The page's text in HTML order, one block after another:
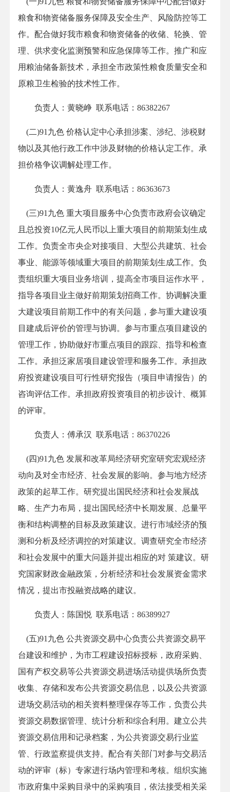
粮食和物资储备服务保障及安全生产、风险防控等工
作。配合做好我市粮食和物资储备的收储、轮换、管
理、供求变化监测预警和应急保障等工作。推广和应
用粮油储备新技术，承担全市政策性粮食质量安全和
原粮卫生检验的技术性工作。
负责人：黄晓峥 联系电话：86382267
(二)91九色 价格认定中心承担涉案、涉纪、涉税财
物以及其他行政工作中涉及财物的价格认定工作。承
担价格争议调解处理工作。
负责人：黄逸舟 联系电话：86363673
(三)91九色 重大项目服务中心负责市政府会议确定
且总投资10亿元人民币以上重大项目的前期策划生成
工作。负责全市央企对接项目、大型公共建筑、社会
事业、能源等领域重大项目的前期策划生成工作。负
责组织重大项目业务培训，提高全市项目运作水平，
指导各项目业主做好前期策划招商工作。协调解决重
大建设项目前期工作中的有关问题，参与重大建设项
目建成后评价的管理与协调。参与市重点项目建设的
管理工作，协助做好市重点项目的跟踪、指导和检查
工作。承担泛家居项目建设管理和服务工作。承担政
府投资建设项目可行性研究报告（项目申请报告）的
咨询评估工作。承担政府投资项目的初步设计、概算
的评审。
负责人：傅承汉 联系电话：86370226
(四)91九色 发展和改革局经济研究室研究宏观经济
动向及对全市经济、社会发展的影响。参与地方经济
政策的起草工作。研究提出国民经济和社会发展战
略、生产力布局，提出国民经济中长期发展、总量平
衡和结构调整的目标及政策建议。进行市域经济的预
测和分析及经济调控的对策建议。调查研究全市经济
和社会发展中的重大问题并提出相应的对 策建议。研
究国家财政金融政策，分析经济和社会发展资金需求
情况，提出市投融资战略的建议。
负责人：陈国悦 联系电话：86389927
(五)91九色 公共资源交易中心负责公共资源交易平
台建设和维护，为市工程建设招标授标，政府采购、
国有产权交易等公共资源交易进场活动提供场所负责
收集、存储和发布公共资源交易信息，以及公共资源
进场交易活动的相关资料整理保存等工作，负责公共
资源交易数据管理、统计分析和综合利用。建立公共
资源交易信用和记录档案，为公共资源交易行业监
管、行政监察提供支持。配合有关部门对参与交易活
动的评审（标）专家进行场内管理和考核。组织实施
市政府集中采购目录中的采购项目，依法接受相关采